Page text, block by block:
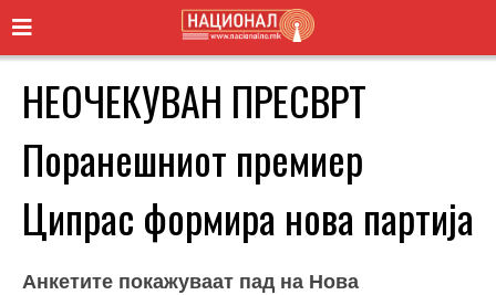
НЕОЧЕКУВАН ПРЕСВРТ
Поранешниот премиер
Ципрас формира нова партија
Анкетите покажуваат пад на Нова